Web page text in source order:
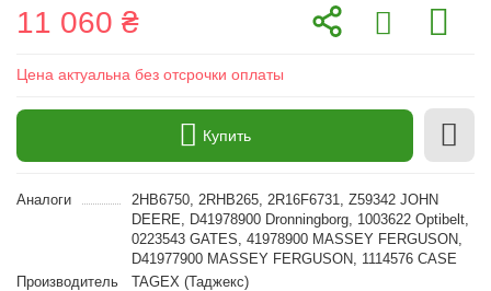
11 060 ₴
Цена актуальна без отсрочки оплаты
Купить
Аналоги
2HB6750, 2RHB265, 2R16F6731, Z59342 JOHN
DEERE, D41978900 Dronningborg, 1003622 Optibelt,
0223543 GATES, 41978900 MASSEY FERGUSON,
D41977900 MASSEY FERGUSON, 1114576 CASE
Производитель
TAGEX (Таджекс)